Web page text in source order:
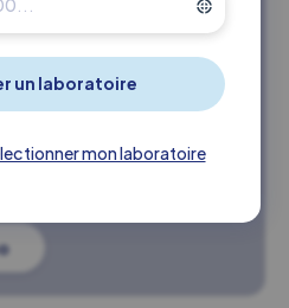
mon laboratoire
Inovie à